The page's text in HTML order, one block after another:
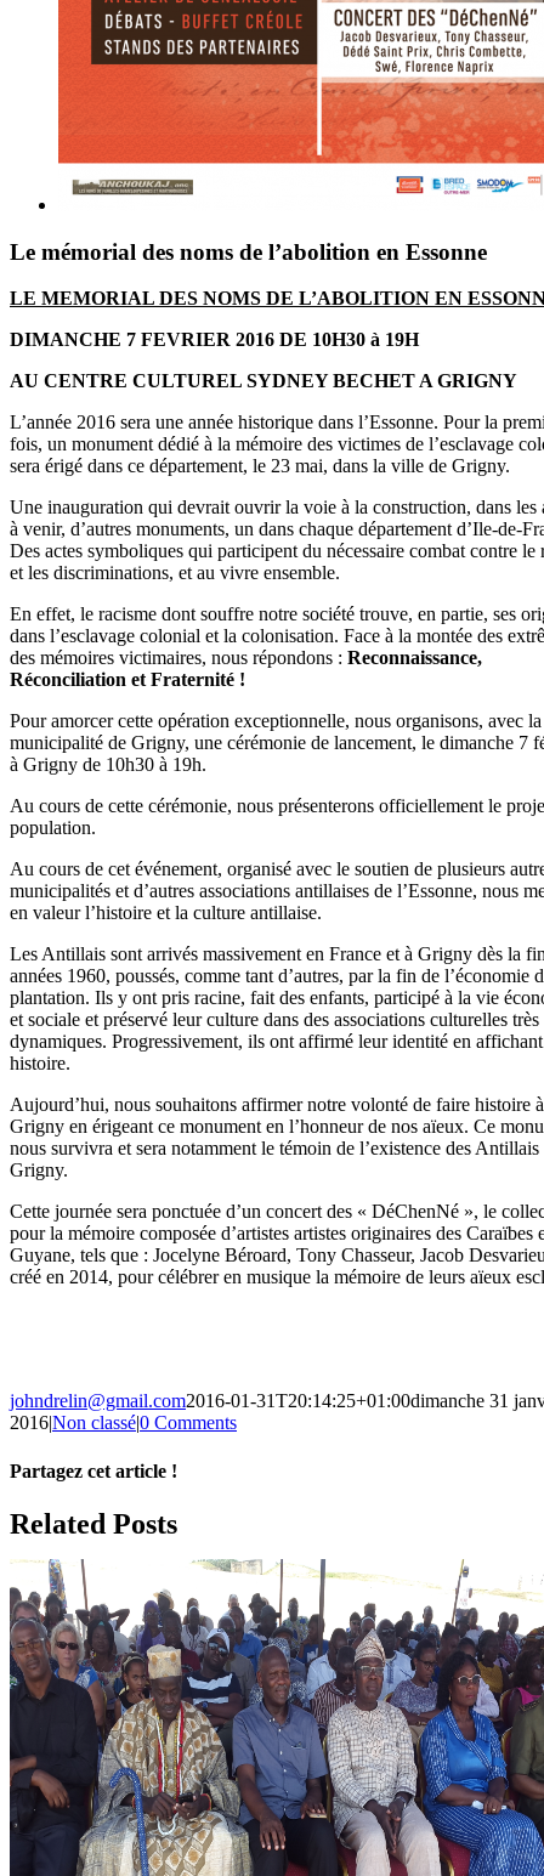
Le mémorial des noms de l’abolition en Essonne
LE MEMORIAL DES NOMS DE L’ABOLITION EN
DIMANCHE 7 FEVRIER 2016 DE 10H30 à 19H
AU CENTRE CULTUREL SYDNEY BECHET A GRIGNY
L’année 2016 sera une année historique dans l’Essonne. Pour la
fois, un monument dédié à la mémoire des victimes de l’esclavage
sera érigé dans ce département, le 23 mai, dans la ville de Grigny.
Une inauguration qui devrait ouvrir la voie à la construction, dans les
à venir, d’autres monuments, un dans chaque département d’Ile-de-
Des actes symboliques qui participent du nécessaire combat contre le
et les discriminations, et au vivre ensemble.
En effet, le racisme dont souffre notre société trouve, en partie, ses
dans l’esclavage colonial et la colonisation. Face à la montée des
des mémoires victimaires, nous répondons : Reconnaissance,
Réconciliation et Fraternité !
Pour amorcer cette opération exceptionnelle, nous organisons, avec la
municipalité de Grigny, une cérémonie de lancement, le dimanche 7
à Grigny de 10h30 à 19h.
Au cours de cette cérémonie, nous présenterons officiellement le
population.
Au cours de cet événement, organisé avec le soutien de plusieurs
municipalités et d’autres associations antillaises de l’Essonne, nous
en valeur l’histoire et la culture antillaise.
Les Antillais sont arrivés massivement en France et à Grigny dès la
années 1960, poussés, comme tant d’autres, par la fin de l’économie
plantation. Ils y ont pris racine, fait des enfants, participé à la vie
et sociale et préservé leur culture dans des associations culturelles très
dynamiques. Progressivement, ils ont affirmé leur identité en
histoire.
Aujourd’hui, nous souhaitons affirmer notre volonté de faire histoire à
Grigny en érigeant ce monument en l’honneur de nos aïeux. Ce
nous survivra et sera notamment le témoin de l’existence des Antillais
Grigny.
Cette journée sera ponctuée d’un concert des « DéChenNé », le
pour la mémoire composée d’artistes artistes originaires des Caraïbes
Guyane, tels que : Jocelyne Béroard, Tony Chasseur, Jacob
créé en 2014, pour célébrer en musique la mémoire de leurs aïeux
johndrelin@gmail.com2016-01-31T20:14:25+01:00dimanche 31
2016|Non classé|0 Comments
Partagez cet article !
Facebook
X
Reddit
LinkedIn
WhatsApp
Telegram
Tumblr
Pinterest
Vk
Xing
Email
Related Posts